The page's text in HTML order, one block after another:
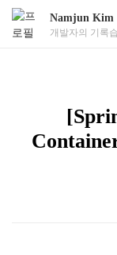
Namjun Kim
개발자의 기록